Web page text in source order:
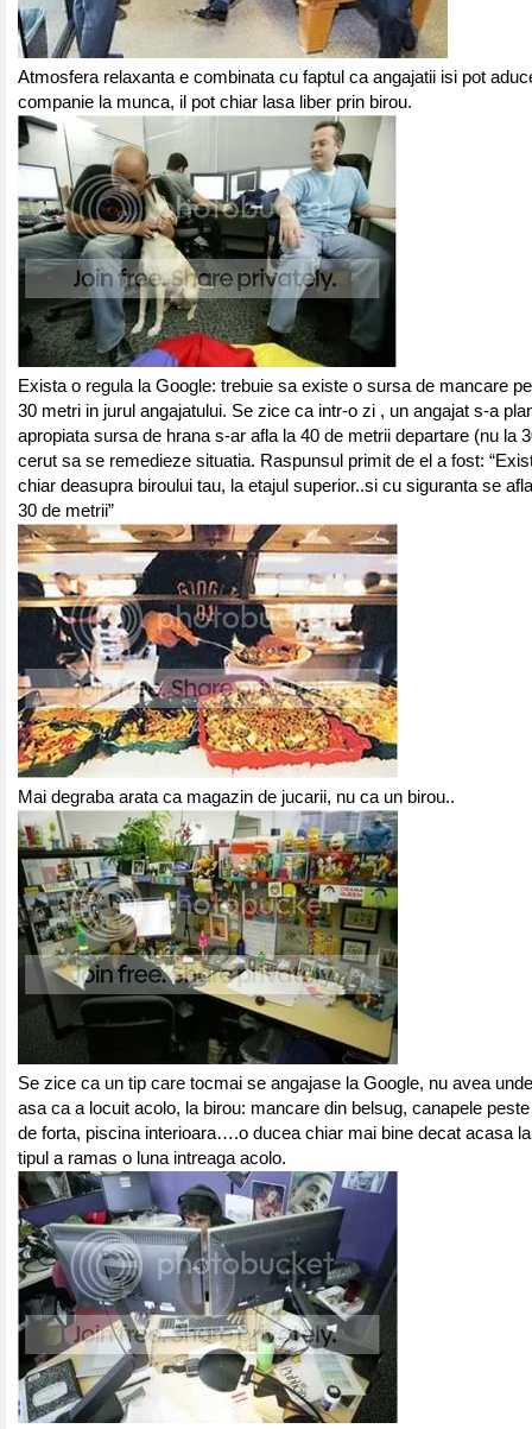
Atmosfera relaxanta e combinata cu faptul ca angajatii isi pot
companie la munca, il pot chiar lasa liber prin birou.
Exista o regula la Google: trebuie sa existe o sursa de mancare
30 metri in jurul angajatului. Se zice ca intr-o zi , un angajat s-a
apropiata sursa de hrana s-ar afla la 40 de metrii departare (nu la
cerut sa se remedieze situatia. Raspunsul primit de el a fost:
chiar deasupra biroului tau, la etajul superior..si cu siguranta se
30 de metrii”
Mai degraba arata ca magazin de jucarii, nu ca un birou..
Se zice ca un tip care tocmai se angajase la Google, nu avea
asa ca a locuit acolo, la birou: mancare din belsug, canapele
de forta, piscina interioara….o ducea chiar mai bine decat acasa
tipul a ramas o luna intreaga acolo.